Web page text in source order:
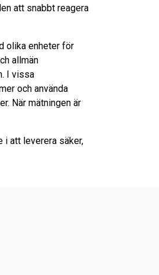
att snabbt reagera
olika enheter för
allmän
I vissa
och använda
När mätningen är
i att leverera säker,